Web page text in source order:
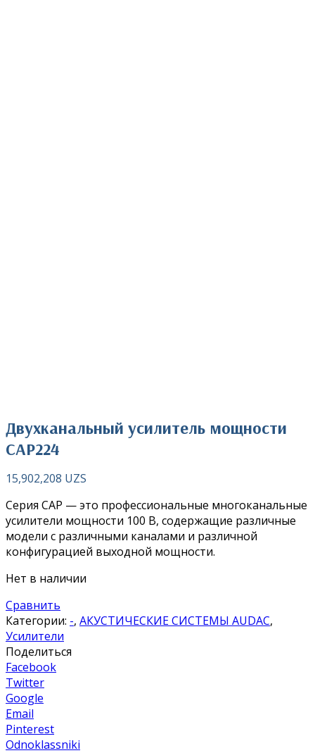
Двухканальный усилитель мощности
CAP224
15,902,208 UZS
Серия CAP — это профессиональные многоканальные
усилители мощности 100 В, содержащие различные
модели с различными каналами и различной
конфигурацией выходной мощности.
Нет в наличии
Сравнить
Категории: -, АКУСТИЧЕСКИЕ СИСТЕМЫ AUDAC,
Усилители
Поделиться
Facebook
Twitter
Google
Email
Pinterest
Odnoklassniki